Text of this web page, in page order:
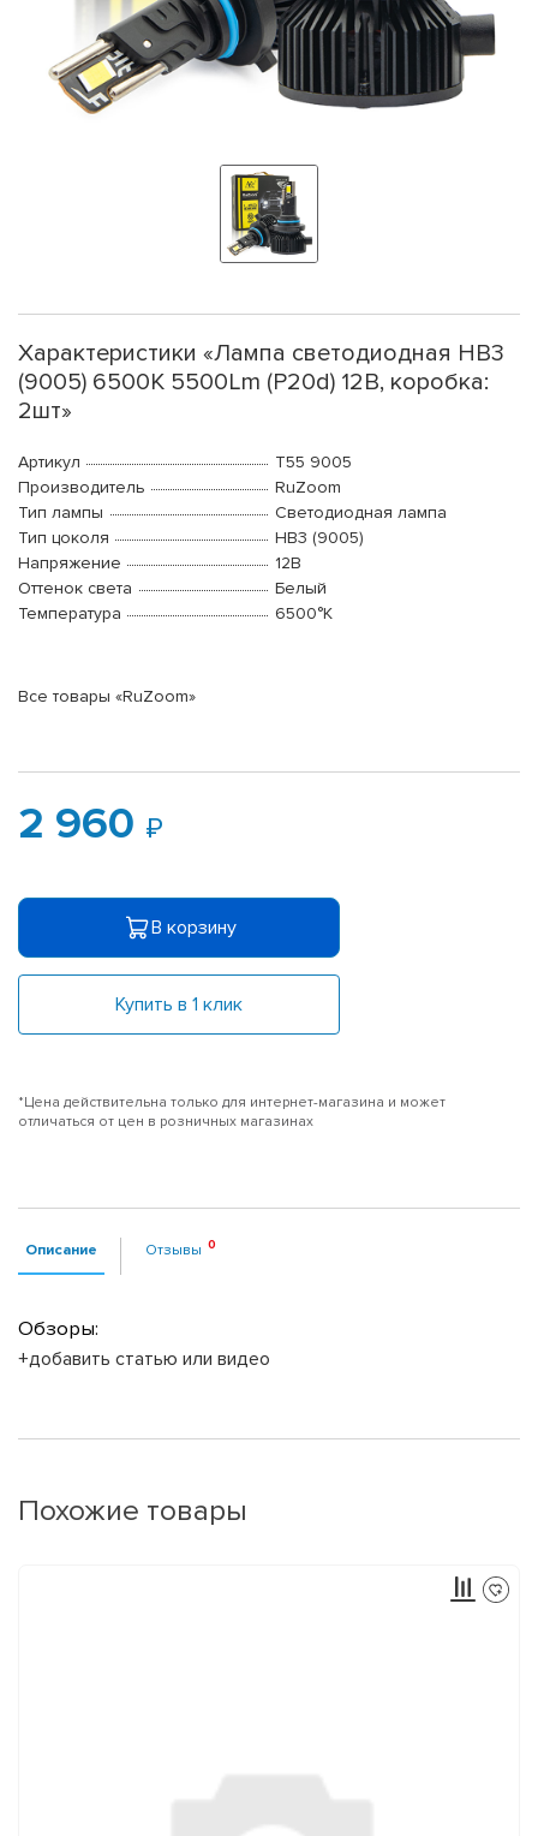
Характеристики «Лампа светодиодная HB3
(9005) 6500K 5500Lm (P20d) 12В, коробка:
2шт»
Артикул
T55 9005
Производитель
RuZoom
Тип лампы
Светодиодная лампа
Тип цоколя
HB3 (9005)
Напряжение
12В
Оттенок света
Белый
Температура
6500°K
Все товары «RuZoom»
2 960
В корзину
Купить в 1 клик
*Цена действительна только для интернет-магазина и может
отличаться от цен в розничных магазинах
Описание Отзывы
Обзоры:
+добавить статью или видео
Похожие товары